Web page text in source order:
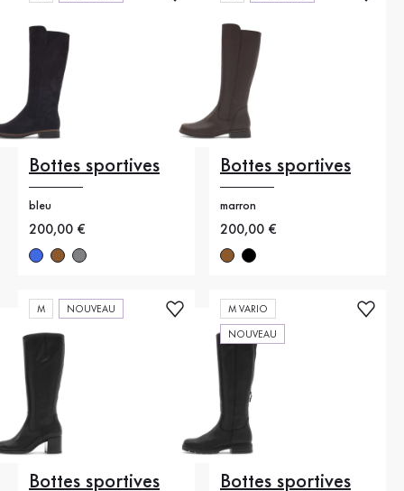
Bottes sportives
bleu
Nouveau prix
200,00 €
Bottes sportives
marron
Nouveau prix
200,00 €
M NOUVEAU
Bottes sportives
M VARIO
NOUVEAU
Bottes sportives